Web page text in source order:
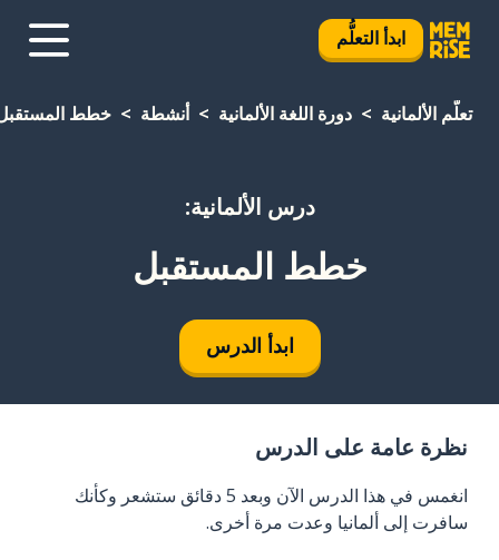
ابدأ التعلُّم
تعلَّم الألمانية دورة اللغة الألمانية أنشطة خطط
درس الألمانية:
خطط المستقبل
ابدأ الدرس
نظرة عامة على الدرس
انغمس في هذا الدرس الآن وبعد 5 دقائق ستشعر وكأنك
سافرت إلى ألمانيا وعدت مرة أخرى.